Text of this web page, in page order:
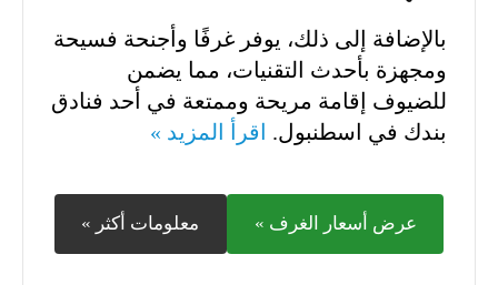
بالإضافة إلى ذلك، يوفر غرفًا وأجنحة فسيحة
ومجهزة بأحدث التقنيات، مما يضمن
للضيوف إقامة مريحة وممتعة في أحد فنادق
بندك في اسطنبول. اقرأ المزيد »
عرض أسعار الغرف » معلومات أكثر »